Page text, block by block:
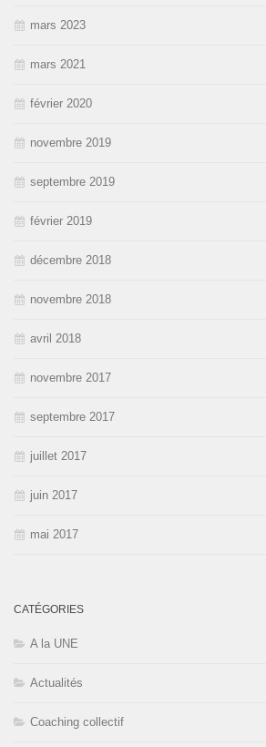
mars 2023
mars 2021
février 2020
novembre 2019
septembre 2019
février 2019
décembre 2018
novembre 2018
avril 2018
novembre 2017
septembre 2017
juillet 2017
juin 2017
mai 2017
CATÉGORIES
A la UNE
Actualités
Coaching collectif